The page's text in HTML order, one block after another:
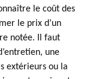
le coût des
le prix d’un
notée. Il faut
une
extérieurs ou la